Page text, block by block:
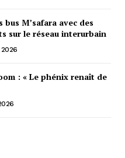
bus M’safara avec des
sur le réseau interurbain
: « Le phénix renaît de